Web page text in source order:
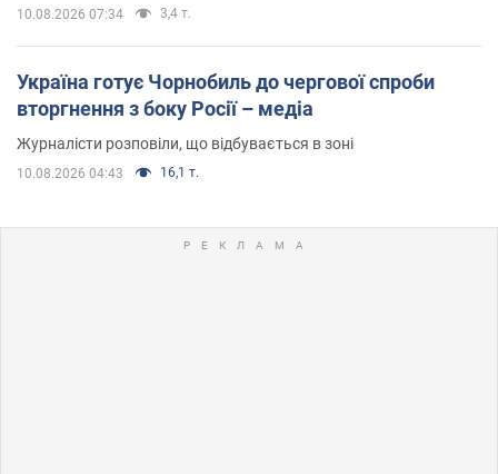
10.08.2026 07:34 3,4 т.
Україна готує Чорнобиль до чергової спроби
вторгнення з боку Росії – медіа
Журналісти розповіли, що відбувається в зоні
10.08.2026 04:43 16,1 т.